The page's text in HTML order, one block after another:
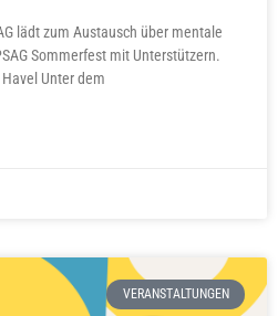
lädt zum Austausch über mentale
Sommerfest mit Unterstützern.
Unter dem
VERANSTALTUNGEN